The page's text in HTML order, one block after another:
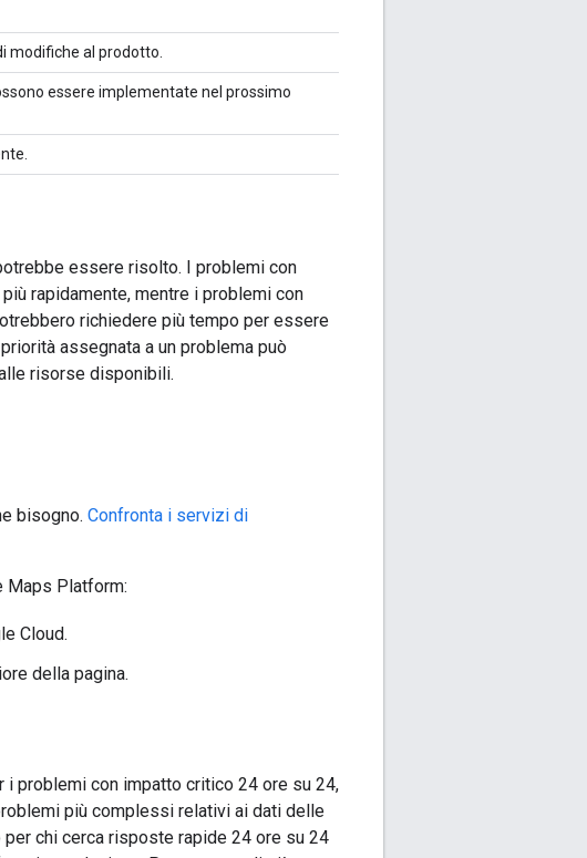
modifiche al prodotto.
essere implementate nel prossimo
essere risolto. I problemi con
rapidamente, mentre i problemi con
richiedere più tempo per essere
assegnata a un problema può
risorse disponibili.
bisogno. Confronta i servizi di
Maps Platform:
Cloud.
della pagina.
problemi con impatto critico 24 ore su 24,
più complessi relativi ai dati delle
chi cerca risposte rapide 24 ore su 24